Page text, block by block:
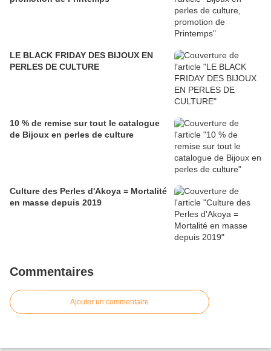
LE BLACK FRIDAY DES BIJOUX EN
PERLES DE CULTURE
10 % de remise sur tout le catalogue
de Bijoux en perles de culture
Culture des Perles d'Akoya = Mortalité
en masse depuis 2019
Commentaires
Ajouter un commentaire